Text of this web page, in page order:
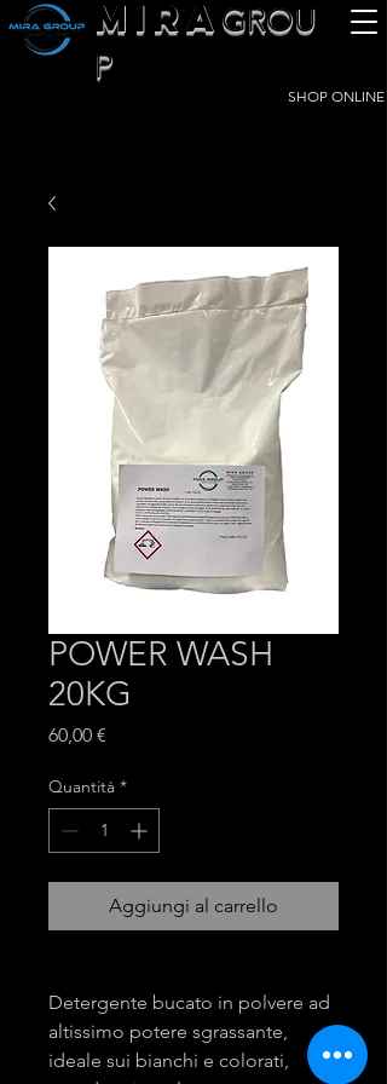
SHOP ONLINE
MIRA GROU
P
POWER WASH
20KG
60,00 €
Quantità *
Aggiungi al carrello
Detergente bucato in polvere ad
altissimo potere sgrassante,
ideale sui bianchi e colorati,